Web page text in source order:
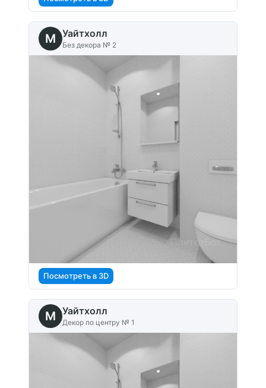
M Уайтхолл
Без декора № 2
Посмотреть в 3D
M Уайтхолл
Декор по центру № 1